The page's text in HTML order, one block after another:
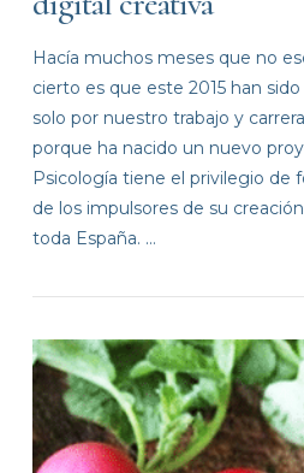
VIEW
Hacía muchos meses que no
cierto es que este 2015 han
solo por nuestro trabajo y
porque ha nacido un nuevo
Psicología tiene el privilegio de
de los impulsores de su
toda España. …